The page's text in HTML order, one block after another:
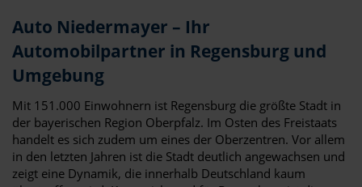
Auto Niedermayer – Ihr
Automobilpartner in Regensburg und
Umgebung
Mit 151.000 Einwohnern ist Regensburg die größte Stadt in
der bayerischen Region Oberpfalz. Im Osten des Freistaats
handelt es sich zudem um eines der Oberzentren. Vor allem
in den letzten Jahren ist die Stadt deutlich angewachsen und
zeigt eine Dynamik, die innerhalb Deutschland kaum